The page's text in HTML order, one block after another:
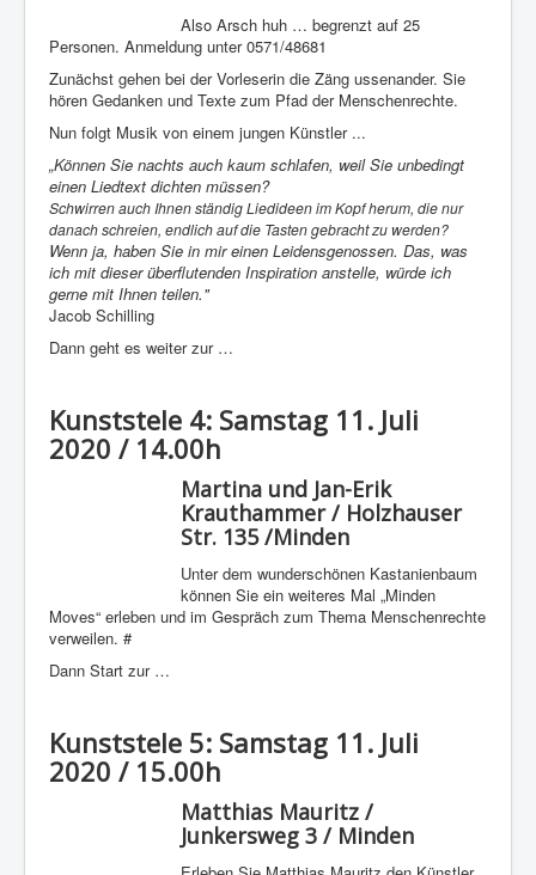
Also Arsch huh … begrenzt auf 25
Personen. Anmeldung unter 0571/48681
Zunächst gehen bei der Vorleserin die Zäng ussenander. Sie
hören Gedanken und Texte zum Pfad der Menschenrechte.
Nun folgt Musik von einem jungen Künstler ...
„Können Sie nachts auch kaum schlafen, weil Sie unbedingt
einen Liedtext dichten müssen?
Schwirren auch Ihnen ständig Liedideen im Kopf herum, die nur
danach schreien, endlich auf die Tasten gebracht zu werden?
Wenn ja, haben Sie in mir einen Leidensgenossen. Das, was
ich mit dieser überflutenden Inspiration anstelle, würde ich
gerne mit Ihnen teilen."
Jacob Schilling
Dann geht es weiter zur …
Kunststele 4: Samstag 11. Juli
2020 / 14.00h
Martina und Jan-Erik
Krauthammer / Holzhauser
Str. 135 /Minden
Unter dem wunderschönen Kastanienbaum
können Sie ein weiteres Mal „Minden
Moves“ erleben und im Gespräch zum Thema Menschenrechte
verweilen. #
Dann Start zur …
Kunststele 5: Samstag 11. Juli
2020 / 15.00h
Matthias Mauritz /
Junkersweg 3 / Minden